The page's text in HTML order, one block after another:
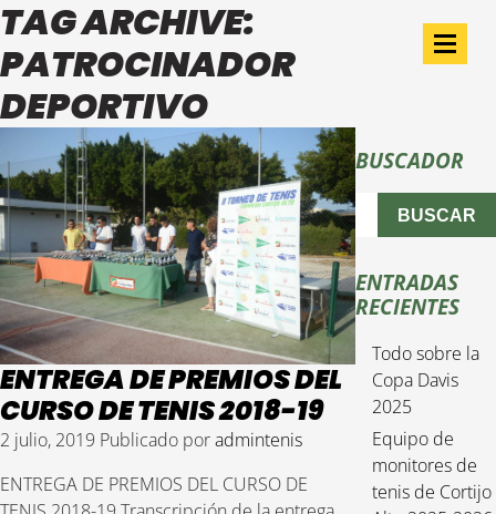
TAG ARCHIVE:
PATROCINADOR
DEPORTIVO
ENTREGA DE PREMIOS DEL
CURSO DE TENIS 2018-19
2 julio, 2019 Publicado poradmintenis
ENTREGA DE PREMIOS DEL CURSO DE
BUSCADOR
BUSCAR
ENTRADAS
RECIENTES
Todo sobre la
Copa Davis
2025
Equipo de
monitores de
tenis de Cortijo